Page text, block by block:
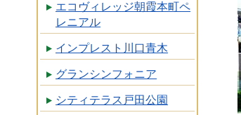
エコヴィレッジ朝霞本町ペ
レニアル
インプレスト川口青木
グランシンフォニア
シティテラス戸田公園